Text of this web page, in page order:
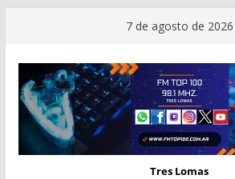
contenido
7 de agosto de 2026
Tres Lomas